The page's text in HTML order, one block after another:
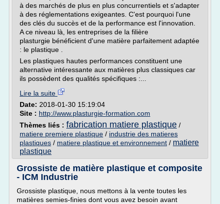
à des marchés de plus en plus concurrentiels et s'adapter
à des réglementations exigeantes. C'est pourquoi l'une
des clés du succès et de la performance est l'innovation.
A ce niveau là, les entreprises de la filière
plasturgie bénéficient d'une matière parfaitement adaptée
: le plastique .
Les plastiques hautes performances constituent une
alternative intéressante aux matières plus classiques car
ils possèdent des qualités spécifiques :...
Lire la suite
Date: 2018-01-30 15:19:04
Site : http://www.plasturgie-formation.com
Thèmes liés : fabrication matiere plastique /
matiere premiere plastique / industrie des matieres
plastiques / matiere plastique et environnement / matiere
plastique
Grossiste de matière plastique et composite
- ICM Industrie
Grossiste plastique, nous mettons à la vente toutes les
matières semies-finies dont vous avez besoin avant